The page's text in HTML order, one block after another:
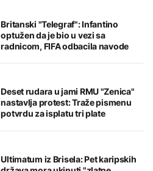
Britanski "Telegraf": Infantino
optužen da je bio u vezi sa
radnicom, FIFA odbacila navode
Deset rudara u jami RMU "Zenica"
nastavlja protest: Traže pismenu
potvrdu za isplatu tri plate
Ultimatum iz Brisela: Pet karipskih